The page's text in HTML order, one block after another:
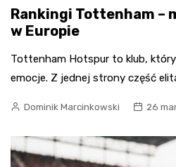
Rankingi Tottenham –
w Europie
Tottenham Hotspur to klub,
emocje. Z jednej strony część
Dominik Marcinkowski 26